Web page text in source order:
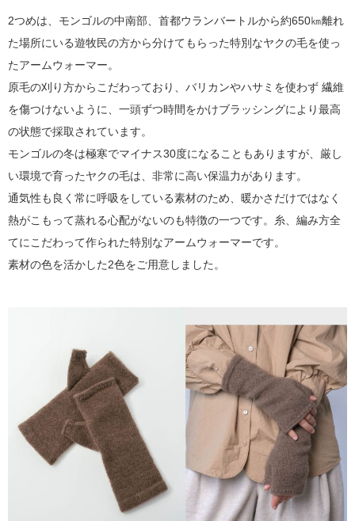
2つめは、モンゴルの中南部、首都ウランバートルから約650㎞離れ
た場所にいる遊牧民の方から分けてもらった特別なヤクの毛を使っ
たアームウォーマー。
原毛の刈り方からこだわっており、バリカンやハサミを使わず 繊維
を傷つけないように、一頭ずつ時間をかけブラッシングにより最高
の状態で採取されています。
モンゴルの冬は極寒でマイナス30度になることもありますが、厳し
い環境で育ったヤクの毛は、非常に高い保温力があります。
通気性も良く常に呼吸をしている素材のため、暖かさだけではなく
熱がこもって蒸れる心配がないのも特徴の一つです。糸、編み方全
てにこだわって作られた特別なアームウォーマーです。
素材の色を活かした2色をご用意しました。